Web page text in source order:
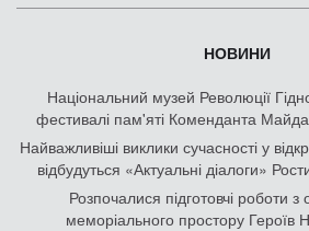
НОВИНИ
Національний музей Революції
фестивалі пам'яті Коменданта
Найважливіші виклики сучасності у
відбудуться «Актуальні діалоги»
Розпочалися підготовчі роботи
меморіального простору Героїв